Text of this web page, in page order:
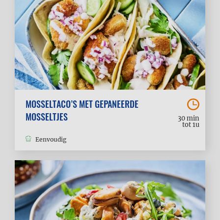
MOSSELTACO’S MET GEPANEERDE
MOSSELTJES
30 min
tot 1u
Eenvoudig